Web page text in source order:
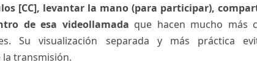
[CC], levantar la mano (para participar),
de esa videollamada que hacen mucho más
Su visualización separada y más práctica
transmisión.